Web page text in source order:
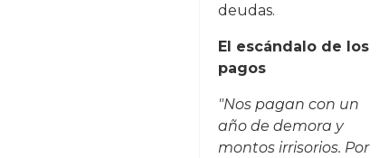
deudas.
El escándalo de los
pagos
"Nos pagan con un
año de demora y
montos irrisorios. Por